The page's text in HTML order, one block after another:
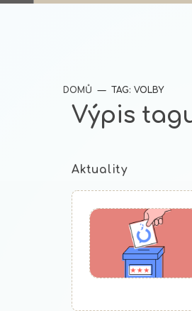
DOMŮ TAG: VOLBY
Výpis
Aktuality